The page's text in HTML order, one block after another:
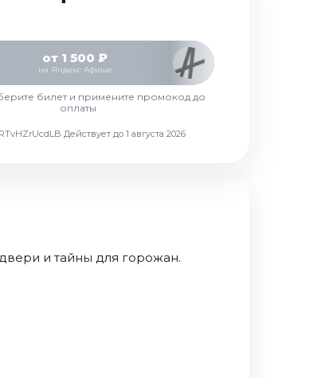
от 1 500 ₽
на Яндекс Афише
билет и примените промокод до
оплаты
Действует до 1 августа 2026
и тайны для горожан.